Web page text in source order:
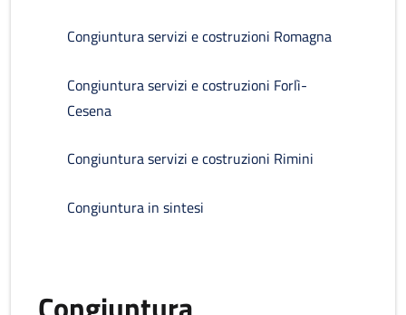
Congiuntura servizi e costruzioni Romagna
Congiuntura servizi e costruzioni Forlì-
Cesena
Congiuntura servizi e costruzioni Rimini
Congiuntura in sintesi